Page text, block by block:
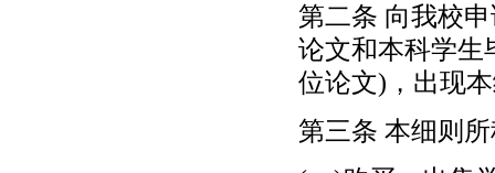
第二条 向我校
论文和本科学生
位论文)，出现
第三条 本细则